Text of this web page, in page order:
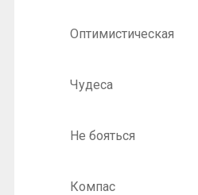
Оптимистическая
Чудеса
Не бояться
Компас